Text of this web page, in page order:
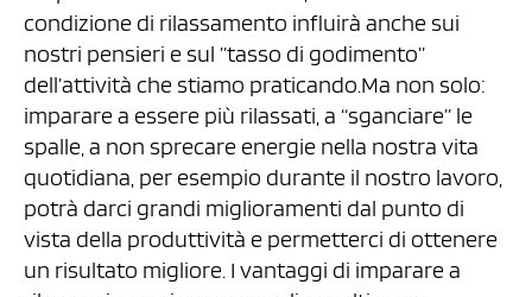
condizione di rilassamento influirà anche sui
nostri pensieri e sul ”tasso di godimento”
dell’attività che stiamo praticando.Ma non solo:
imparare a essere più rilassati, a “sganciare” le
spalle, a non sprecare energie nella nostra vita
quotidiana, per esempio durante il nostro lavoro,
potrà darci grandi miglioramenti dal punto di
vista della produttività e permetterci di ottenere
un risultato migliore. I vantaggi di imparare a